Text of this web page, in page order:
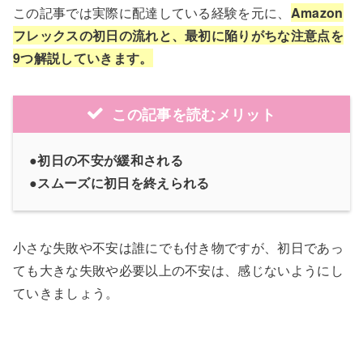
この記事では実際に配達している経験を元に、 Amazon
フレックスの初日の流れと、最初に陥りがちな注意点を
9つ解説していきます。
この記事を読むメリット
●初日の不安が緩和される
●スムーズに初日を終えられる
小さな失敗や不安は誰にでも付き物ですが、初日であっ
ても大きな失敗や必要以上の不安は、感じないようにし
ていきましょう。